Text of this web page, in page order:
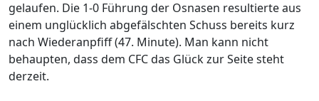
gelaufen. Die 1-0 Führung der Osnasen resultierte aus
einem unglücklich abgefälschten Schuss bereits kurz
nach Wiederanpfiff (47. Minute). Man kann nicht
behaupten, dass dem CFC das Glück zur Seite steht
derzeit.